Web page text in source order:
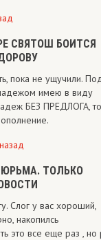
БОИТСЯ
не ущучили. Под
имею в виду
БЕЗ ПРЕДЛОГА, то
ТОЛЬКО
у вас хороший,
все еще раз , но раз